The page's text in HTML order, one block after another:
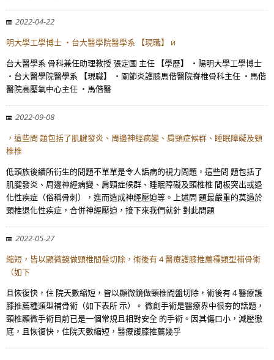
2022-04-22
明大學工學博士 ・台大醫學院醫學系 【現職】 ӥ
台大醫學系 骨科兼任助理教授 張定國 主任 【學歷】 ・陽明大學工學博士
・台大醫學院醫學系 【現職】 ・關節炎護膝馬偕醫院脊椎骨科主任 ・馬偕
醫院高壓氧中心主任 ・馬偕醫
2022-09-08
，這些問 題包括了肌腱發炎、周邊神經病變、肩頸症候群、睡眠障礙及頸
椎椎
低頭族後續所衍生的問題不單單是令人詬病的視力問題，這些問 題包括了
肌腱發炎、周邊神經病變、肩頸症候群、睡眠障礙及頸椎椎 間板突出或退
化性疾症（俗稱骨刺），進而造成神經壓迫等。上述問 題最嚴重的莫過於
頸椎退化性疾症，合併神經壓迫，接下來我們就針 對此問題
2022-05-27
縮短，皆以顯微鏡做頸椎間盤切除，術後有 4 醫療護膝推薦種類型補骨術
（如下
且恢復快，住 院天數縮短，皆以顯微鏡做頸椎間盤切除，術後有 4 醫療護
膝推薦種類型補骨術（如下表所 示）。 微創手術是醫療界中很夯的話題，
頸椎顯微手術目前已是一個常規且相對安全 的手術。因其傷口小，減壓徹
底，且恢復快，住院天數縮短，醫療護膝推薦幾乎